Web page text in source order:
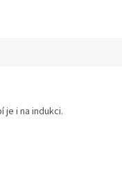
je i na indukci.